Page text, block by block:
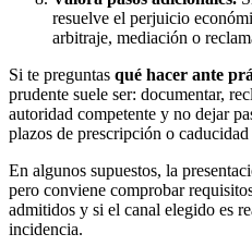
resuelve el perjuicio
arbitraje, mediación o
Si te preguntas qué hacer ante
prudente suele ser: documentar,
autoridad competente y no dejar
plazos de prescripción o
En algunos supuestos, la
pero conviene comprobar
admitidos y si el canal elegido es
incidencia.